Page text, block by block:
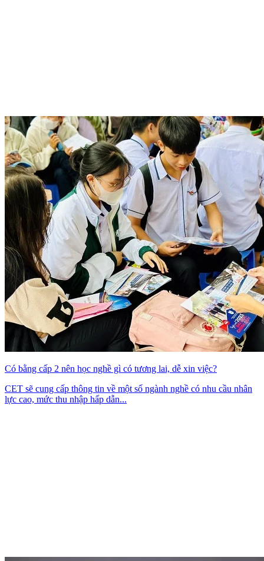
Có bằng cấp 2 nên học nghề gì có tương lai, dễ xin việc?
CET sẽ cung cấp thông tin về một số ngành nghề có nhu cầu nhân
lực cao, mức thu nhập hấp dẫn...